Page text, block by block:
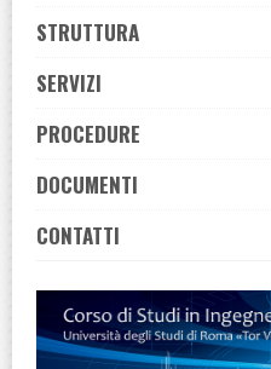
STRUTTURA
SERVIZI
PROCEDURE
DOCUMENTI
CONTATTI